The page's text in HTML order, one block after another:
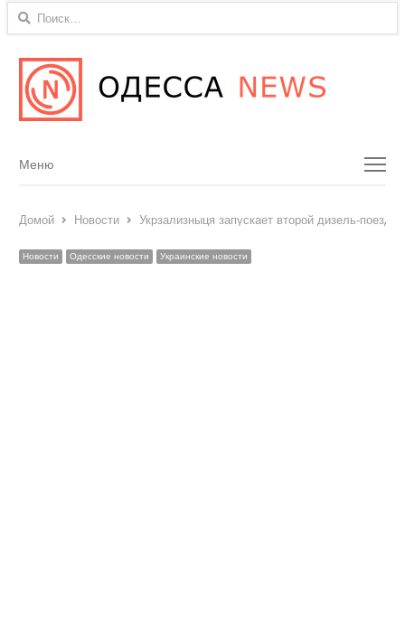
Найти:
Menu
Меню
Домой Новости Укрзализныця запускает второй дизель-
Новости Одесские новости Украинские новости